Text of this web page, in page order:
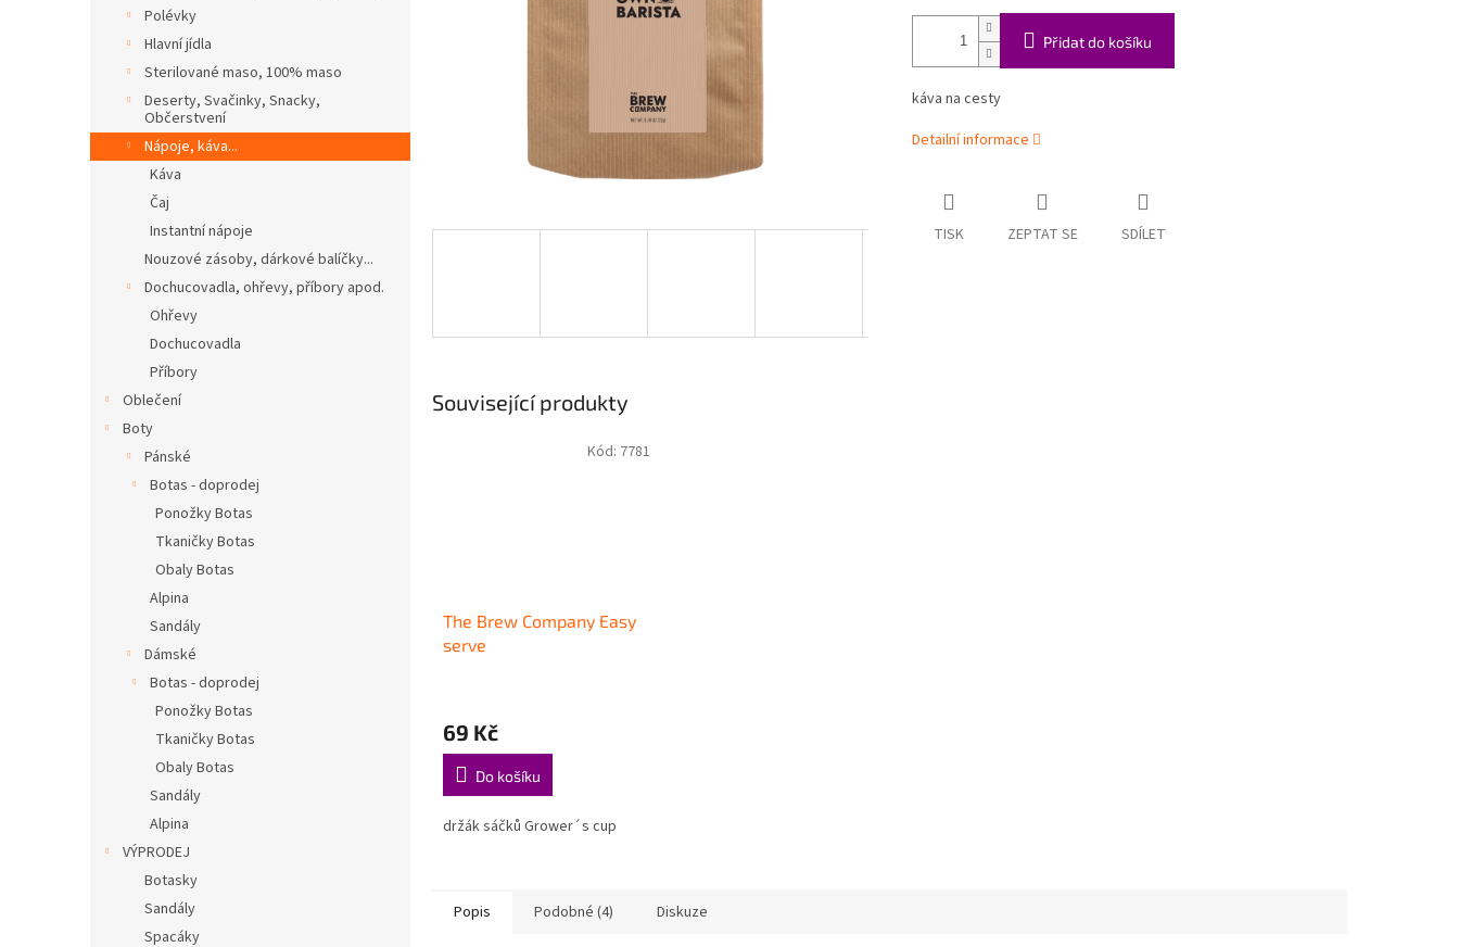
Polévky
Hlavní jídla
Sterilované maso, 100% maso
Deserty, Svačinky, Snacky,
Občerstvení
Nápoje, káva...
Káva
Čaj
Instantní nápoje
Nouzové zásoby, dárkové balíčky...
Dochucovadla, ohřevy, příbory apod.
Ohřevy
Dochucovadla
Příbory
Oblečení
Boty
Pánské
Botas - doprodej
Ponožky Botas
Tkaničky Botas
Obaly Botas
Alpina
Sandály
Dámské
Botas - doprodej
Ponožky Botas
Tkaničky Botas
Obaly Botas
Sandály
Alpina
VÝPRODEJ
Botasky
Sandály
Spacáky
Přidat do košíku
káva na cesty
Detailní informace
TISK ZEPTAT SE SDÍLET
Související produkty
The Brew Company Easy
serve
69 Kč
Do košíku
držák sáčků Grower´s cup
Kód: 7781
Popis Podobné (4) Diskuze